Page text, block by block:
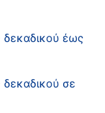
έως
σε